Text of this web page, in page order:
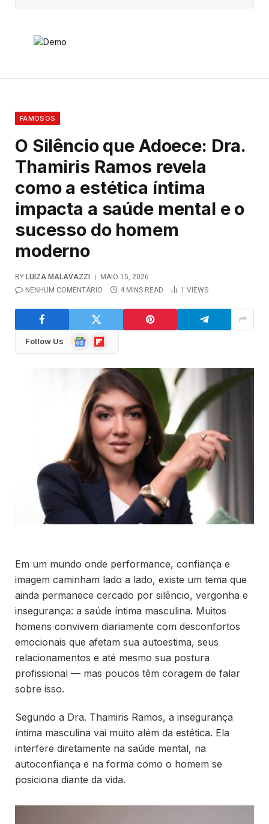
FAMOSOS
O Silêncio que Adoece: Dra.
Thamiris Ramos revela
como a estética íntima
impacta a saúde mental e o
sucesso do homem
moderno
BY LUIZA MALAVAZZI
MAIO 15, 2026
NENHUM COMENTÁRIO
4 MINS READ 1 VIEWS
Follow Us
GoogleFlipboard
Em um mundo onde performance, confiança e
imagem caminham lado a lado, existe um tema que
ainda permanece cercado por silêncio, vergonha e
insegurança: a saúde íntima masculina. Muitos
homens convivem diariamente com desconfortos
emocionais que afetam sua autoestima, seus
relacionamentos e até mesmo sua postura
profissional — mas poucos têm coragem de falar
sobre isso.
Segundo a Dra. Thamiris Ramos, a insegurança
íntima masculina vai muito além da estética. Ela
interfere diretamente na saúde mental, na
autoconfiança e na forma como o homem se
posiciona diante da vida.